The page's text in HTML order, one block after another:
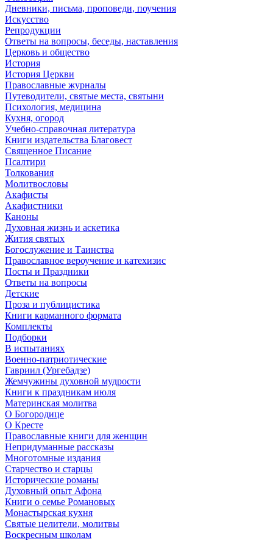
Дневники, письма, проповеди, поучения
Искусство
Репродукции
Ответы на вопросы, беседы, наставления
Церковь и общество
История
История Церкви
Православные журналы
Путеводители, святые места, святыни
Психология, медицина
Кухня, огород
Учебно-справочная литература
Книги издательства Благовест
Священное Писание
Псалтири
Толкования
Молитвословы
Акафисты
Акафистники
Каноны
Духовная жизнь и аскетика
Жития святых
Богослужение и Таинства
Православное вероучение и катехизис
Посты и Праздники
Ответы на вопросы
Детские
Проза и публицистика
Книги карманного формата
Комплекты
Подборки
В испытаниях
Военно-патриотические
Гавриил (Ургебадзе)
Жемчужины духовной мудрости
Книги к праздникам июля
Материнская молитва
О Богородице
О Кресте
Православные книги для женщин
Непридуманные рассказы
Многотомные издания
Старчество и старцы
Исторические романы
Духовный опыт Афона
Книги о семье Романовых
Монастырская кухня
Святые целители, молитвы
Воскресным школам